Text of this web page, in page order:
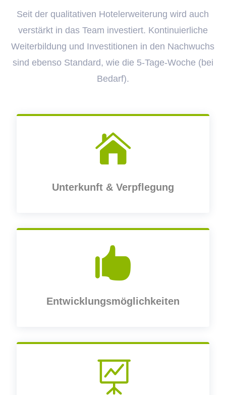
Seit der qualitativen Hotelerweiterung wird auch
verstärkt in das Team investiert. Kontinuierliche
Weiterbildung und Investitionen in den Nachwuchs
sind ebenso Standard, wie die 5-Tage-Woche (bei
Bedarf).

Unterkunft & Verpflegung

Entwicklungsmöglichkeiten
